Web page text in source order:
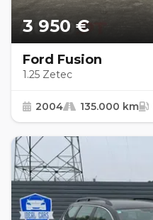
3 950 €
Ford Fusion
1.25 Zetec
2004 135.000 km